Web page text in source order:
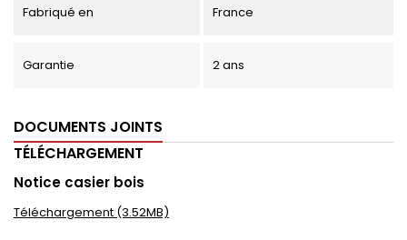
Fabriqué en France
Garantie 2 ans
DOCUMENTS JOINTS
TÉLÉCHARGEMENT
Notice casier bois
Téléchargement (3.52MB)